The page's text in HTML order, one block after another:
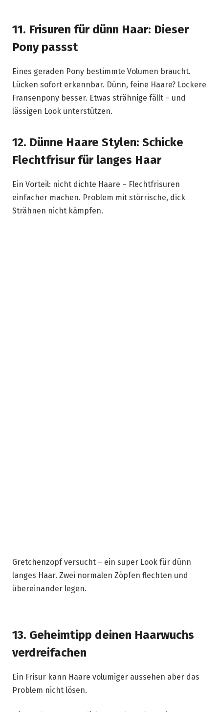
11. Frisuren für dünn Haar: Dieser
Pony passst
Eines geraden Pony bestimmte Volumen braucht.
Lücken sofort erkennbar. Dünn, feine Haare? Lockere
Fransenpony besser. Etwas strähnige fällt – und
lässigen Look unterstützen.
12. Dünne Haare Stylen: Schicke
Flechtfrisur für langes Haar
Ein Vorteil: nicht dichte Haare – Flechtfrisuren
einfacher machen. Problem mit störrische, dick
Strähnen nicht kämpfen.
Gretchenzopf versucht – ein super Look für dünn
langes Haar. Zwei normalen Zöpfen flechten und
übereinander legen.
13. Geheimtipp deinen Haarwuchs
verdreifachen
Ein Frisur kann Haare volumiger aussehen aber das
Problem nicht lösen.